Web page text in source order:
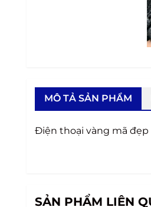
MÔ TẢ SẢN PHẨM
Điện thoại vàng mã đẹp
SẢN PHẨM LIÊN